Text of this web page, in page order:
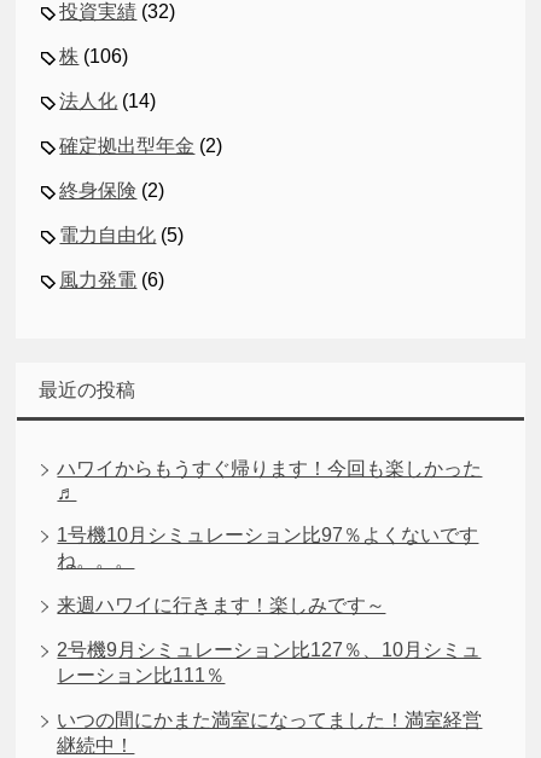
投資実績 (32)
株 (106)
法人化 (14)
確定拠出型年金 (2)
終身保険 (2)
電力自由化 (5)
風力発電 (6)
最近の投稿
ハワイからもうすぐ帰ります！今回も楽しかった
♬
1号機10月シミュレーション比97％よくないです
ね。。。
来週ハワイに行きます！楽しみです～
2号機9月シミュレーション比127％、10月シミュ
レーション比111％
いつの間にかまた満室になってました！満室経営
継続中！